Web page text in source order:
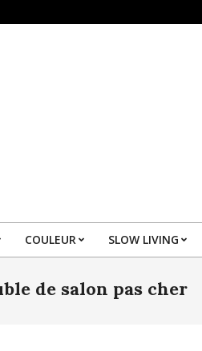
Primary
Menu
COULEUR SLOW LIVING
de salon pas cher